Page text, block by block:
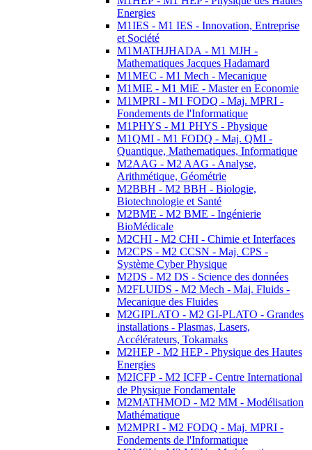
Energies
M1IES - M1 IES - Innovation, Entreprise
et Société
M1MATHJHADA - M1 MJH -
Mathematiques Jacques Hadamard
M1MEC - M1 Mech - Mecanique
M1MIE - M1 MiE - Master en Economie
M1MPRI - M1 FODQ - Maj. MPRI -
Fondements de l'Informatique
M1PHYS - M1 PHYS - Physique
M1QMI - M1 FODQ - Maj. QMI -
Quantique, Mathematiques, Informatique
M2AAG - M2 AAG - Analyse,
Arithmétique, Géométrie
M2BBH - M2 BBH - Biologie,
Biotechnologie et Santé
M2BME - M2 BME - Ingénierie
BioMédicale
M2CHI - M2 CHI - Chimie et Interfaces
M2CPS - M2 CCSN - Maj. CPS -
Système Cyber Physique
M2DS - M2 DS - Science des données
M2FLUIDS - M2 Mech - Maj. Fluids -
Mecanique des Fluides
M2GIPLATO - M2 GI-PLATO - Grandes
installations - Plasmas, Lasers,
Accélérateurs, Tokamaks
M2HEP - M2 HEP - Physique des Hautes
Energies
M2ICFP - M2 ICFP - Centre International
de Physique Fondamentale
M2MATHMOD - M2 MM - Modélisation
Mathématique
M2MPRI - M2 FODQ - Maj. MPRI -
Fondements de l'Informatique